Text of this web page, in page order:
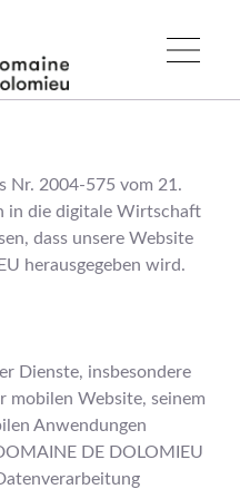
Nr. 2004-575 vom 21.
in die digitale Wirtschaft
dass unsere Website
herausgegeben wird.
Dienste, insbesondere
mobilen Website, seinem
Anwendungen
DE DOLOMIEU